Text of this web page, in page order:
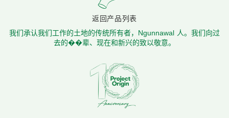
返回产品列表
我们承认我们工作的土地的传统所有者，Ngunnawal 人。我们向过
去的��辈、现在和新兴的致以敬意。